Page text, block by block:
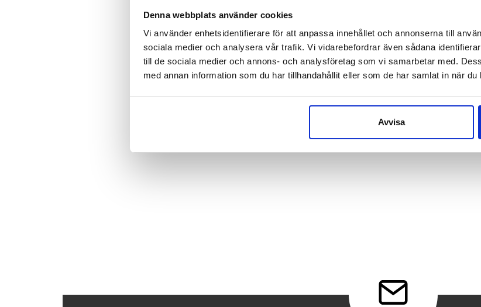
Denna webbplats använder cookies
Vi använder enhetsidentifierare för att anpassa innehållet och annonserna till
sociala medier och analysera vår trafik. Vi vidarebefordrar även sådana
till de sociala medier och annons- och analysföretag som vi samarbetar med.
med annan information som du har tillhandahållit eller som de har samlat in när
Avvisa
FÖREGÅENDE